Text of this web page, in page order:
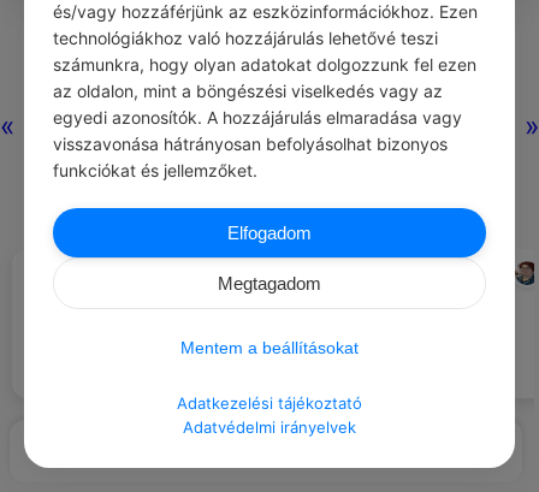
« »
0 0 0 244
Nincs még hozzászólás.
#NAPI TIPP
idegeneknek is.
CLAUDIA GRAY
tárgy, amely a földhöz köt. A
erősen tartanak. Mély, tartós
és/vagy hozzáférjünk az eszközinformációkhoz. Ezen
technológiákhoz való hozzájárulás lehetővé teszi
számunkra, hogy olyan adatokat dolgozzunk fel ezen
az oldalon, mint a böngészési viselkedés vagy az
egyedi azonosítók. A hozzájárulás elmaradása vagy
visszavonása hátrányosan befolyásolhat bizonyos
funkciókat és jellemzőket.
Elfogadom
Megtagadom
Mentem a beállításokat
Adatkezelési tájékoztató
Adatvédelmi irányelvek